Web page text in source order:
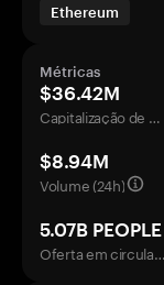
Ethereum
Métricas
$36.42M
Capitalização de mercado
$8.94M
Volume (24h)
5.07B PEOPLE
Oferta em circulação